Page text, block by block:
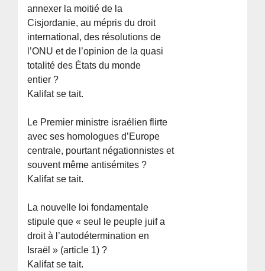
annexer la moitié de la
Cisjordanie, au mépris du droit
international, des résolutions de
l’ONU et de l’opinion de la quasi
totalité des États du monde
entier ?
Kalifat se tait.
Le Premier ministre israélien flirte
avec ses homologues d’Europe
centrale, pourtant négationnistes et
souvent même antisémites ?
Kalifat se tait.
La nouvelle loi fondamentale
stipule que « seul le peuple juif a
droit à l’autodétermination en
Israël » (article 1) ?
Kalifat se tait.